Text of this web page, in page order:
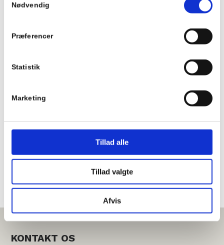
Nødvendig
Præferencer
Statistik
Marketing
Tillad alle
Tillad valgte
Afvis
KONTAKT OS